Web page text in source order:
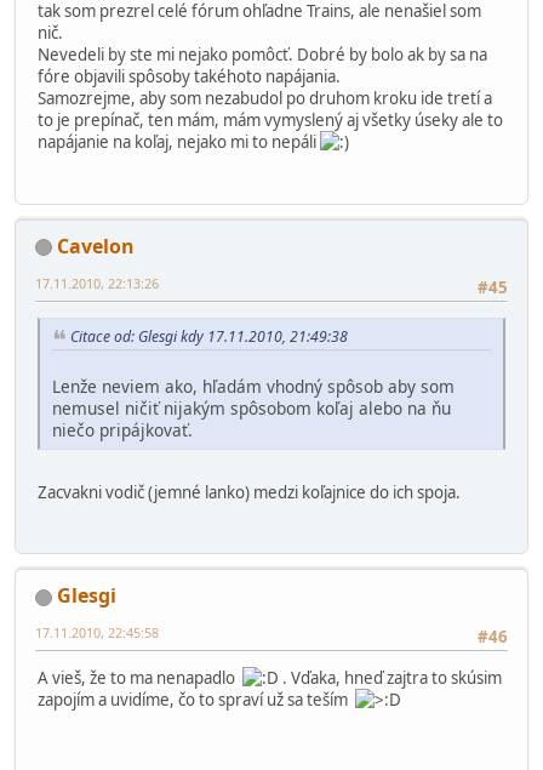
tak som prezrel celé fórum ohľadne Trains, ale nenašiel som
nič.
Nevedeli by ste mi nejako pomôcť. Dobré by bolo ak by sa na
fóre objavili spôsoby takéhoto napájania.
Samozrejme, aby som nezabudol po druhom kroku ide tretí a
to je prepínač, ten mám, mám vymyslený aj všetky úseky ale to
napájanie na koľaj, nejako mi to nepáli
Cavelon
#45
17.11.2010, 22:13:26
Citace od: Glesgi kdy 17.11.2010, 21:49:38
Lenže neviem ako, hľadám vhodný spôsob aby som
nemusel ničiť nijakým spôsobom koľaj alebo na ňu
niečo pripájkovať.
Zacvakni vodič (jemné lanko) medzi koľajnice do ich spoja.
Glesgi
#46
17.11.2010, 22:45:58
A vieš, že to ma nenapadlo
. Vďaka, hneď zajtra to skúsim
zapojím a uvidíme, čo to spraví už sa teším